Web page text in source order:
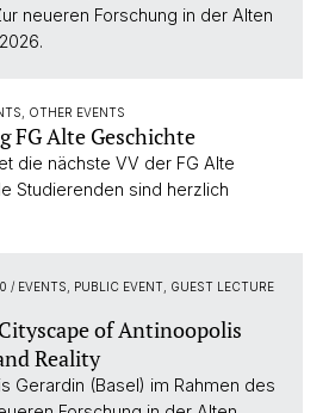
neueren Forschung in der Alten
OTHER EVENTS
FG Alte Geschichte
die nächste VV der FG Alte
Studierenden sind herzlich
/ EVENTS, PUBLIC EVENT, GUEST LECTURE
Cityscape of Antinoopolis
Reality
Gerardin (Basel) im Rahmen des